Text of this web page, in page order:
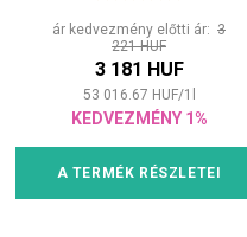
ár kedvezmény előtti ár: 3
221 HUF
3 181 HUF
53 016.67 HUF/1
KEDVEZMÉNY 1%
A TERMÉK RÉSZLETEI